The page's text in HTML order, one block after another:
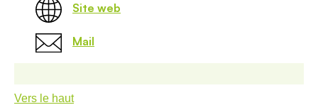
Site web
Mail
Vers le haut